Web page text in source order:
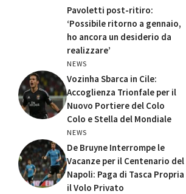
Pavoletti post-ritiro:
‘Possibile ritorno a gennaio,
ho ancora un desiderio da
realizzare’
NEWS
Vozinha Sbarca in Cile:
Accoglienza Trionfale per il
Nuovo Portiere del Colo
Colo e Stella del Mondiale
NEWS
De Bruyne Interrompe le
Vacanze per il Centenario del
Napoli: Paga di Tasca Propria
il Volo Privato